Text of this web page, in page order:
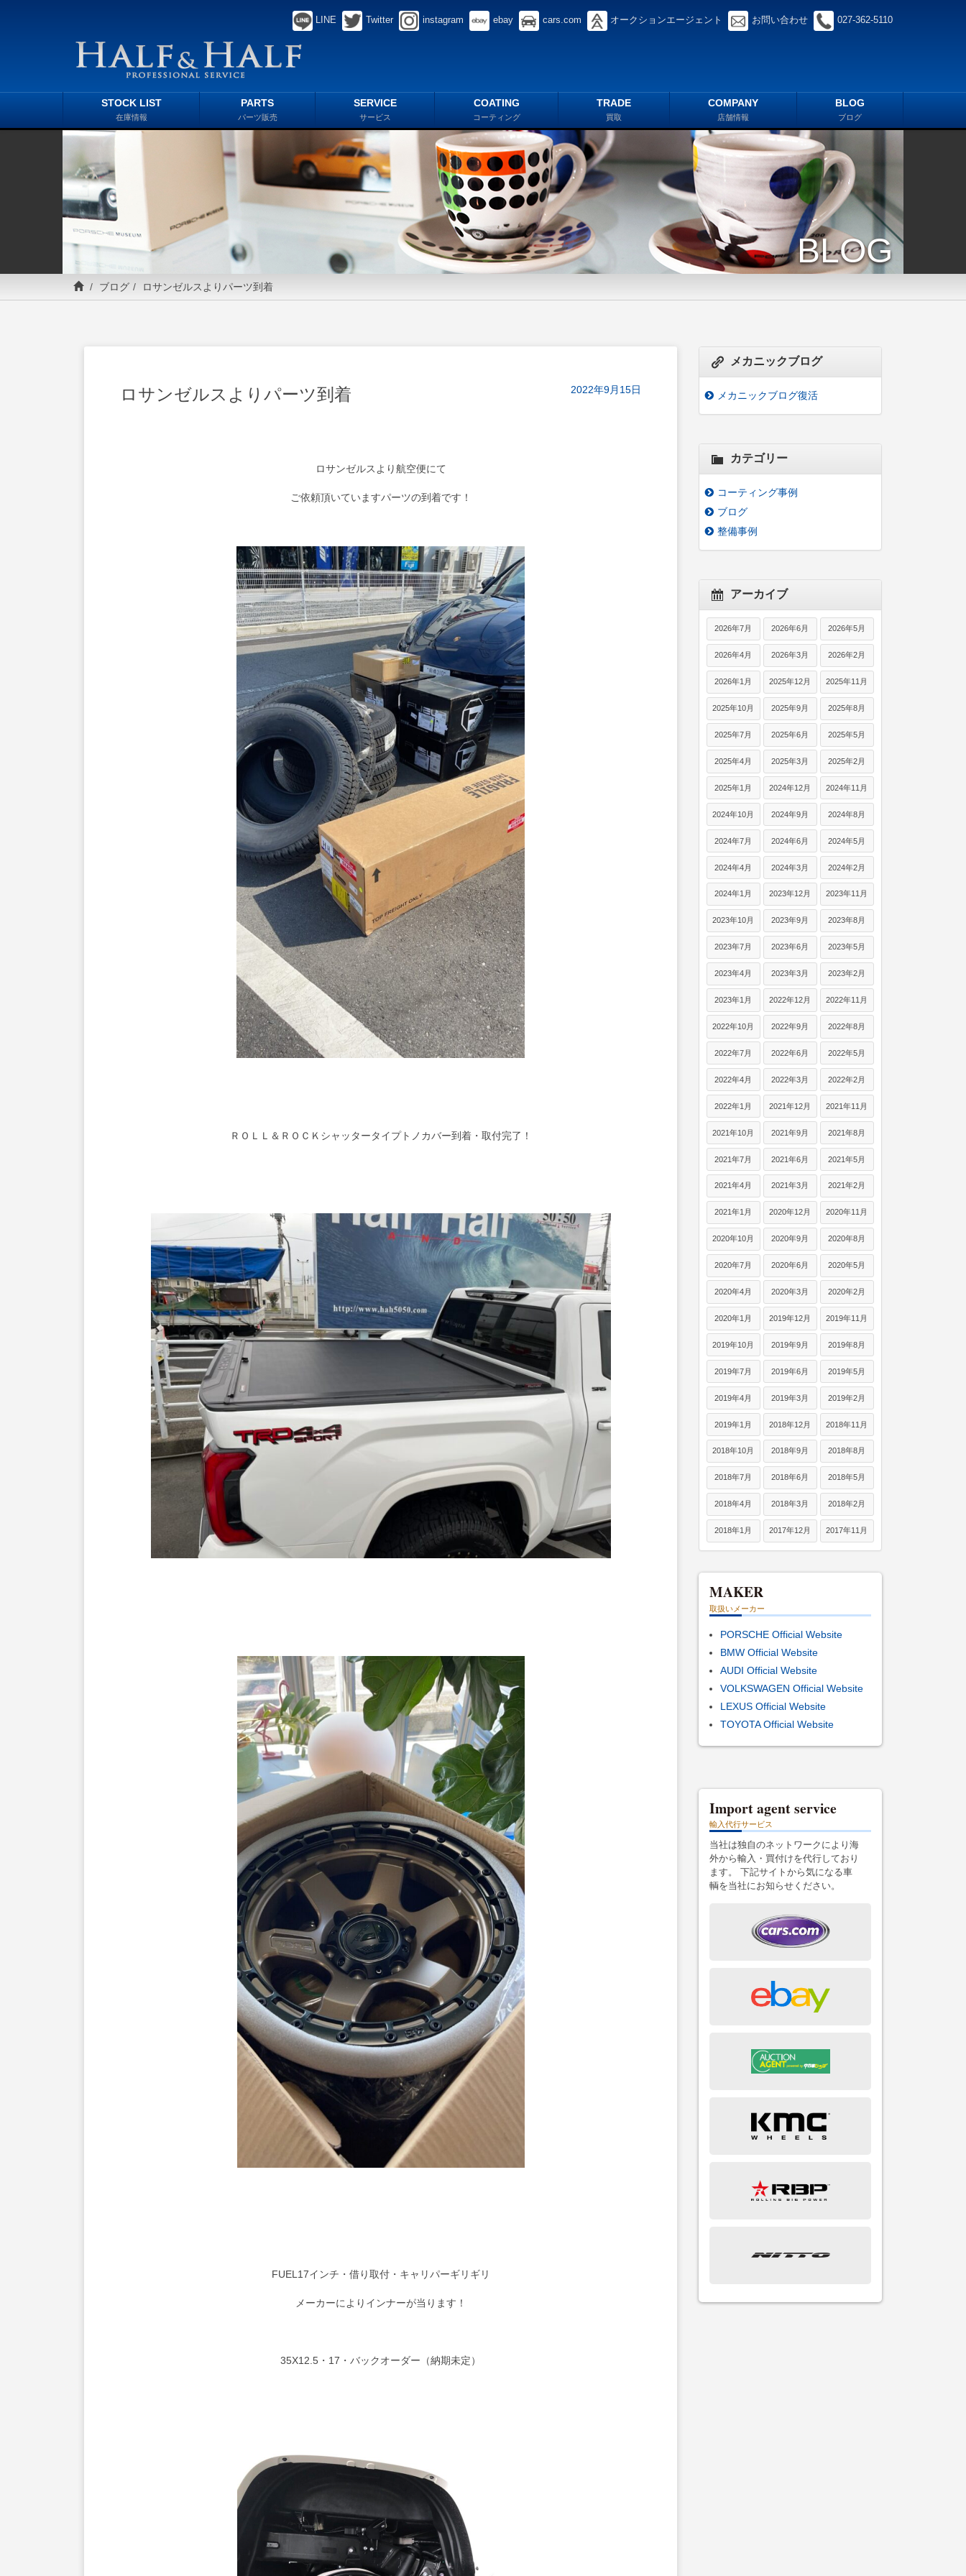
LINE Twitter instagram ebay cars.com オークションエージェント お問い合わせ 027-362-5110
STOCK LIST
在庫情報
PARTS
パーツ販売
SERVICE
サービス
COATING
コーティング
TRADE
買取
COMPANY
店舗情報
BLOG
ブログ
BLOG
ブログ ロサンゼルスよりパーツ到着
ロサンゼルスよりパーツ到着 2022年9月15日
ロサンゼルスより航空便にて
ご依頼頂いていますパーツの到着です！
ＲＯＬＬ＆ＲＯＣＫシャッタータイプトノカバー到着・取付完了！
FUEL17インチ・借り取付・キャリパーギリギリ
メーカーによりインナーが当ります！
35X12.5・17・バックオーダー（納期未定）
メカニックブログ
メカニックブログ復活
カテゴリー
コーティング事例
ブログ
整備事例
アーカイブ
2026年7月 2026年6月 2026年5月
2026年4月 2026年3月 2026年2月
2026年1月 2025年12月 2025年11月
2025年10月 2025年9月 2025年8月
2025年7月 2025年6月 2025年5月
2025年4月 2025年3月 2025年2月
2025年1月 2024年12月 2024年11月
2024年10月 2024年9月 2024年8月
2024年7月 2024年6月 2024年5月
2024年4月 2024年3月 2024年2月
2024年1月 2023年12月 2023年11月
2023年10月 2023年9月 2023年8月
2023年7月 2023年6月 2023年5月
2023年4月 2023年3月 2023年2月
2023年1月 2022年12月 2022年11月
2022年10月 2022年9月 2022年8月
2022年7月 2022年6月 2022年5月
2022年4月 2022年3月 2022年2月
2022年1月 2021年12月 2021年11月
2021年10月 2021年9月 2021年8月
2021年7月 2021年6月 2021年5月
2021年4月 2021年3月 2021年2月
2021年1月 2020年12月 2020年11月
2020年10月 2020年9月 2020年8月
2020年7月 2020年6月 2020年5月
2020年4月 2020年3月 2020年2月
2020年1月 2019年12月 2019年11月
2019年10月 2019年9月 2019年8月
2019年7月 2019年6月 2019年5月
2019年4月 2019年3月 2019年2月
2019年1月 2018年12月 2018年11月
2018年10月 2018年9月 2018年8月
2018年7月 2018年6月 2018年5月
2018年4月 2018年3月 2018年2月
2018年1月 2017年12月 2017年11月
MAKER
取扱いメーカー
PORSCHE Official Website
BMW Official Website
AUDI Official Website
VOLKSWAGEN Official Website
LEXUS Official Website
TOYOTA Official Website
Import agent service
輸入代行サービス
当社は独自のネットワークにより海
外から輸入・買付けを代行しており
ます。 下記サイトから気になる車
輌を当社にお知らせください。